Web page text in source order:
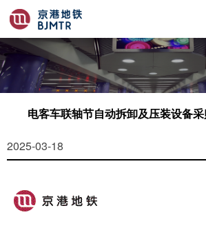
电客车联轴节自动拆卸及压装设备
2025-03-18